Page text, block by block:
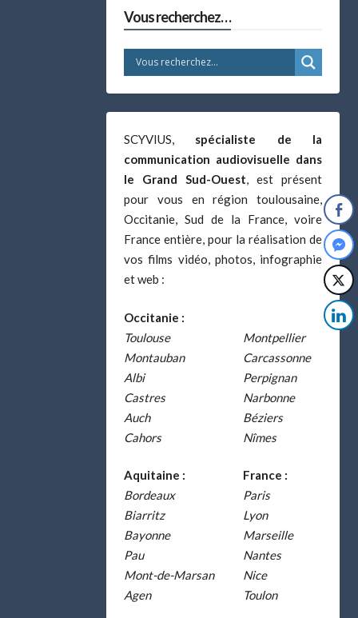
Vous recherchez…
SCYVIUS, spécialiste de la
communication audiovisuelle dans
le Grand Sud-Ouest, est présent
pour vous en région toulousaine,
Occitanie, Sud de la France, voire
France entière, pour la réalisation de
vos films vidéo, photos, infographie
et web :
Occitanie :
Toulouse
Montauban
Albi
Castres
Auch
Cahors
Montpellier
Carcassonne
Perpignan
Narbonne
Béziers
Nîmes
Aquitaine :
Bordeaux
Biarritz
Bayonne
Pau
Mont-de-Marsan
Agen
France :
Paris
Lyon
Marseille
Nantes
Nice
Toulon